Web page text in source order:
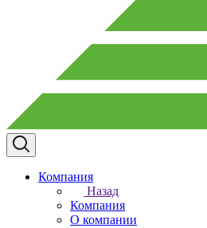
Компания
Назад
Компания
О компании